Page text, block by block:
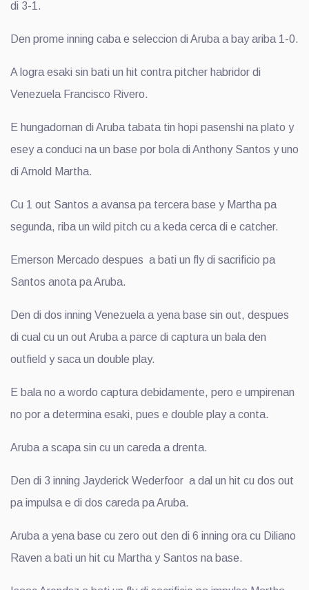
di 3-1.
Den prome inning caba e seleccion di Aruba a bay ariba 1-0.
A logra esaki sin bati un hit contra pitcher habridor di
Venezuela Francisco Rivero.
E hungadornan di Aruba tabata tin hopi pasenshi na plato y
esey a conduci na un base por bola di Anthony Santos y uno
di Arnold Martha.
Cu 1 out Santos a avansa pa tercera base y Martha pa
segunda, riba un wild pitch cu a keda cerca di e catcher.
Emerson Mercado despues a bati un fly di sacrificio pa
Santos anota pa Aruba.
Den di dos inning Venezuela a yena base sin out, despues
di cual cu un out Aruba a parce di captura un bala den
outfield y saca un double play.
E bala no a wordo captura debidamente, pero e umpirenan
no por a determina esaki, pues e double play a conta.
Aruba a scapa sin cu un careda a drenta.
Den di 3 inning Jayderick Wederfoor a dal un hit cu dos out
pa impulsa e di dos careda pa Aruba.
Aruba a yena base cu zero out den di 6 inning ora cu Diliano
Raven a bati un hit cu Martha y Santos na base.